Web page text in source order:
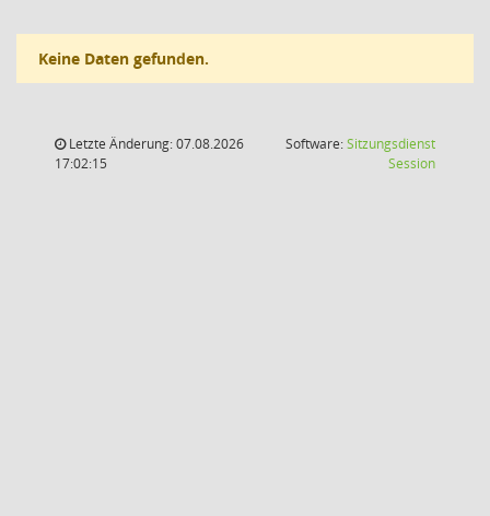
Keine Daten gefunden.
Letzte Änderung: 07.08.2026
17:02:15
Software:Sitzungsdienst
Session(Wird in